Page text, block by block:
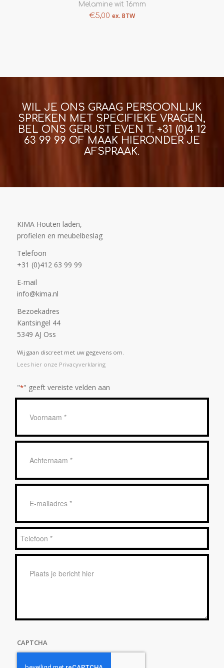
Melamine wit 16mm
€5,00 ex. BTW
WIL JE ONS GRAAG PERSOONLIJK
SPREKEN MET SPECIFIEKE VRAGEN,
BEL ONS GERUST EVEN T. +31 (0)4 12
63 99 99 OF MAAK HIERONDER JE
AFSPRAAK.
KIMA Houten laden,
profielen en meubelbeslag
Telefoon
+31 (0)412 63 99 99
E-mail
info@kima.nl
Bezoekadres
Kantsingel 44
5349 AJ Oss
Wij gaan discreet met uw gegevens om.
Lees hier onze Privacyverklaring
"*" geeft vereiste velden aan
mailadres
Telefoon
CAPTCHA